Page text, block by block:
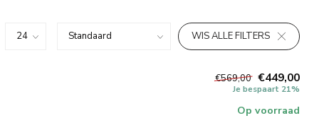
WIS ALLE FILTERS
€569,00 €449,00
Je bespaart 21%
Op voorraad